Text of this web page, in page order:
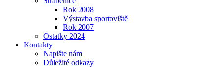
Rok 2008
Výstavba sportoviště
Rok 2007
Ostatky 2024
Kontakty
Napište nám
Důležité odkazy